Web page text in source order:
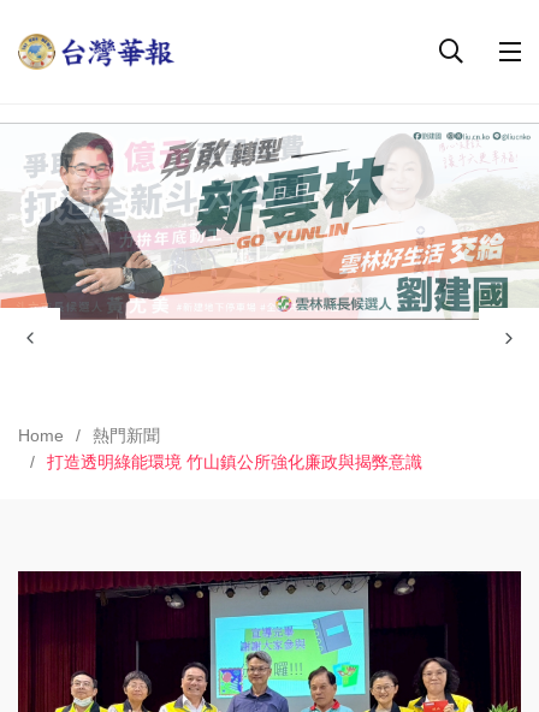
Home
熱門新聞
打造透明綠能環境 竹山鎮公所強化廉政與揭弊意識